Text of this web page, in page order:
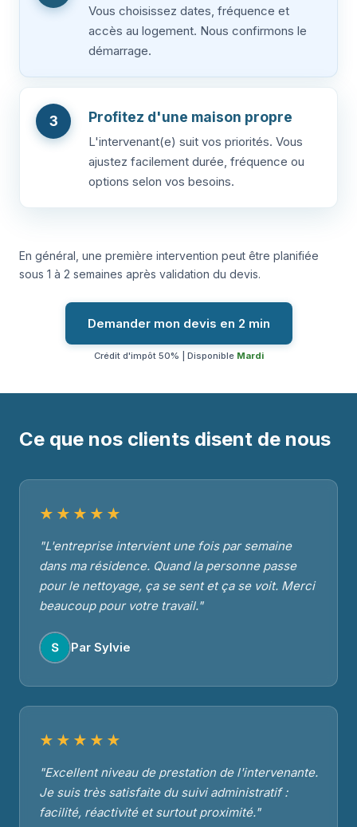
Vous choisissez dates, fréquence et
accès au logement. Nous confirmons le
démarrage.
3 Profitez d'une maison propre
L'intervenant(e) suit vos priorités. Vous
ajustez facilement durée, fréquence ou
options selon vos besoins.
En général, une première intervention peut être planifiée
sous 1 à 2 semaines après validation du devis.
Demander mon devis en 2 min
Crédit d'impôt 50% | Disponible Mardi
Ce que nos clients disent de nous
★★★★★
"L'entreprise intervient une fois par semaine
dans ma résidence. Quand la personne passe
pour le nettoyage, ça se sent et ça se voit. Merci
beaucoup pour votre travail."
Par Sylvie
★★★★★
"Excellent niveau de prestation de l'intervenante.
Je suis très satisfaite du suivi administratif :
facilité, réactivité et surtout proximité."